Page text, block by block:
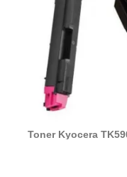
Toner Kyocera
1T02KV0NL0 /